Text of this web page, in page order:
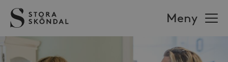
Stora
Sköndal
Meny